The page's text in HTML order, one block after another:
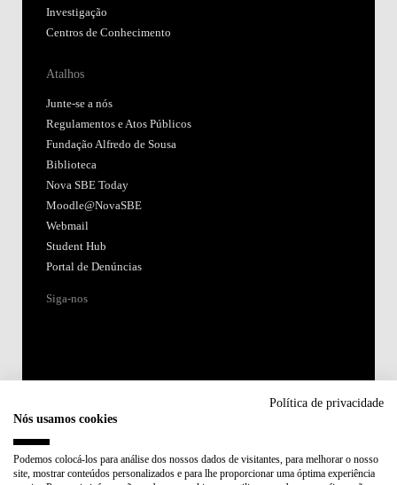
Investigação
Centros de Conhecimento
Atalhos
Junte-se a nós
Regulamentos e Atos Públicos
Fundação Alfredo de Sousa
Biblioteca
Nova SBE Today
Moodle@NovaSBE
Webmail
Student Hub
Portal de Denúncias
Siga-nos
Membro de:
Política de privacidade
Nós usamos cookies
Podemos colocá-los para análise dos nossos dados de visitantes, para melhorar o nosso
site, mostrar conteúdos personalizados e para lhe proporcionar uma óptima experiência